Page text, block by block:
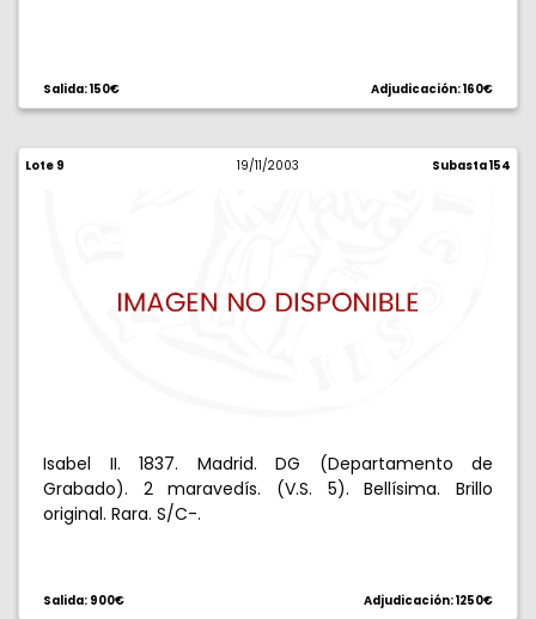
Salida: 150€ Adjudicación: 160€
Lote 9 19/11/2003 Subasta 154
Isabel II. 1837. Madrid. DG (Departamento de
Grabado). 2 maravedís. (V.S. 5). Bellísima. Brillo
original. Rara. S/C-.
Salida: 900€ Adjudicación: 1250€